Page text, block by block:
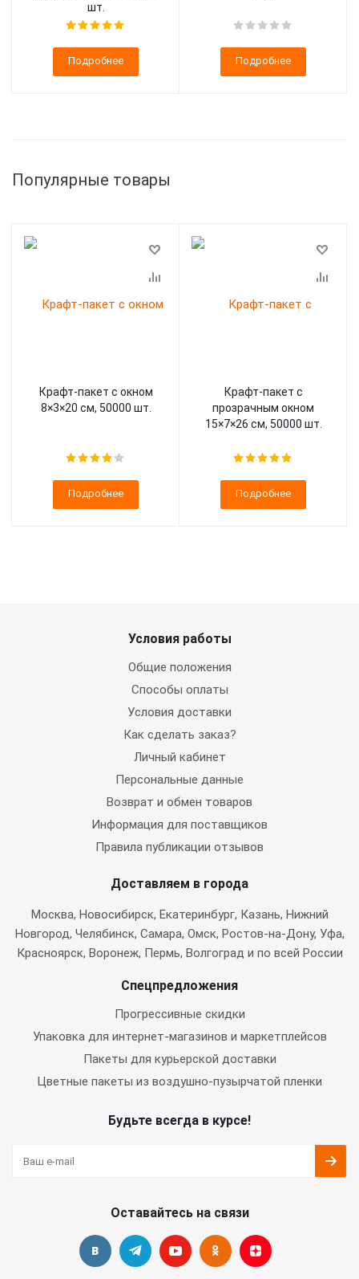
шт.
Подробнее Подробнее
Популярные товары
Крафт-пакет с окном
8×3×20 см, 50000 шт.
Подробнее
Крафт-пакет с
прозрачным окном
15×7×26 см, 50000 шт.
Подробнее
Условия работы
Общие положения
Способы оплаты
Условия доставки
Как сделать заказ?
Личный кабинет
Персональные данные
Возврат и обмен товаров
Информация для поставщиков
Правила публикации отзывов
Доставляем в города
Москва, Новосибирск, Екатеринбург, Казань, Нижний
Новгород, Челябинск, Самара, Омск, Ростов-на-Дону, Уфа,
Красноярск, Воронеж, Пермь, Волгоград и по всей России
Спецпредложения
Прогрессивные скидки
Упаковка для интернет-магазинов и маркетплейсов
Пакеты для курьерской доставки
Цветные пакеты из воздушно-пузырчатой пленки
Будьте всегда в курсе!
Оставайтесь на связи